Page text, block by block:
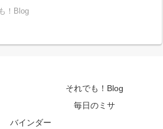
！Blog
それでも！Blog
毎日のミサ
バインダー